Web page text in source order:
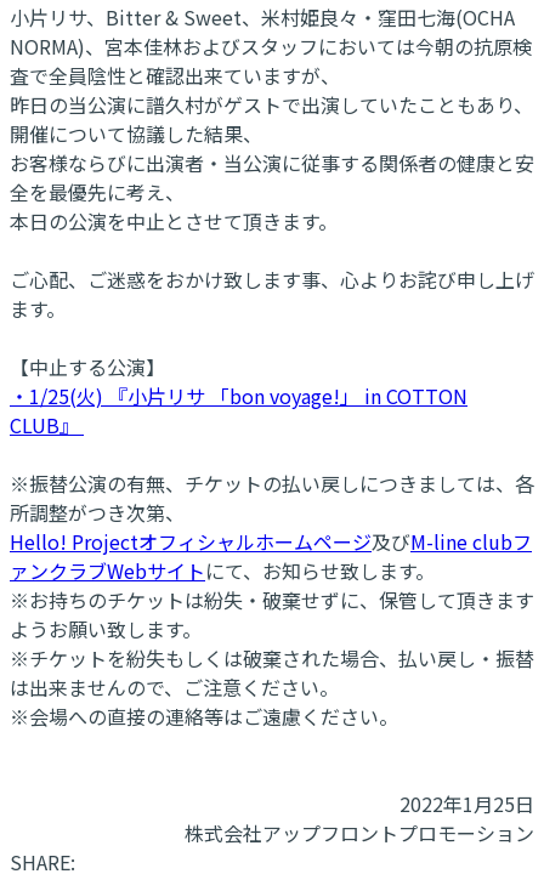
小片リサ、Bitter & Sweet、米村姫良々・窪田七海(OCHA
NORMA)、宮本佳林およびスタッフにおいては今朝の抗原検
査で全員陰性と確認出来ていますが、
昨日の当公演に譜久村がゲストで出演していたこともあり、
開催について協議した結果、
お客様ならびに出演者・当公演に従事する関係者の健康と安
全を最優先に考え、
本日の公演を中止とさせて頂きます。
ご心配、ご迷惑をおかけ致します事、心よりお詫び申し上げ
ます。
【中止する公演】
・1/25(火) 『小片リサ 「bon voyage!」 in COTTON
CLUB』
※振替公演の有無、チケットの払い戻しにつきましては、各
所調整がつき次第、
Hello! Projectオフィシャルホームページ及びM-line clubフ
ァンクラブWebサイトにて、お知らせ致します。
※お持ちのチケットは紛失・破棄せずに、保管して頂きます
ようお願い致します。
※チケットを紛失もしくは破棄された場合、払い戻し・振替
は出来ませんので、ご注意ください。
※会場への直接の連絡等はご遠慮ください。
2022年1月25日
株式会社アップフロントプロモーション
SHARE: